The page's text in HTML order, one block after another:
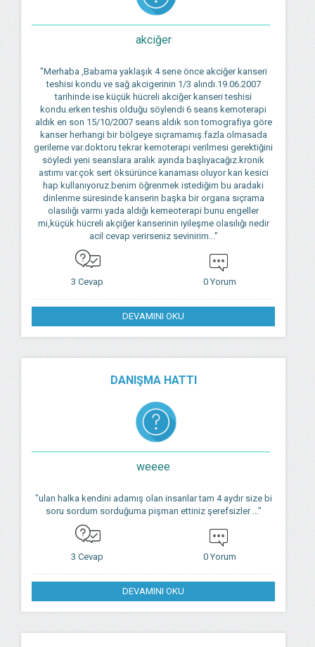
akciğer
"Merhaba ,Babama yaklaşık 4 sene önce akciğer kanseri
teshisi kondu ve sağ akcigerinin 1/3 alındı.19.06.2007
tarihinde ise küçük hücreli akciğer kanseri teshisi
kondu.erken teshis olduğu söylendi 6 seans kemoterapi
aldık en son 15/10/2007 seans aldık son tomografiya göre
kanser herhangi bir bölgeye sıçramamış.fazla olmasada
gerileme var.doktoru tekrar kemoterapi verilmesi gerektiğini
söyledi yeni seanslara aralık ayında başlıyacağız.kronik
astımı var.çok sert öksürünce kanaması oluyor kan kesici
hap kullanıyoruz.benim öğrenmek istediğim bu aradaki
dinlenme süresinde kanserin başka bir organa sıçrama
olasılığı varmı yada aldığı kemeoterapi bunu engeller
mi,küçük hücreli akçiğer kanserinin iyileşme olasılığı nedir
acil cevap verirseniz sevinirim..."
3 Cevap 0 Yorum
DEVAMINI OKU
DANIŞMA HATTI
weeee
"ulan halka kendini adamış olan insanlar tam 4 aydır size bi
soru sordum sorduğuma pişman ettiniz şerefsizler ..."
3 Cevap 0 Yorum
DEVAMINI OKU